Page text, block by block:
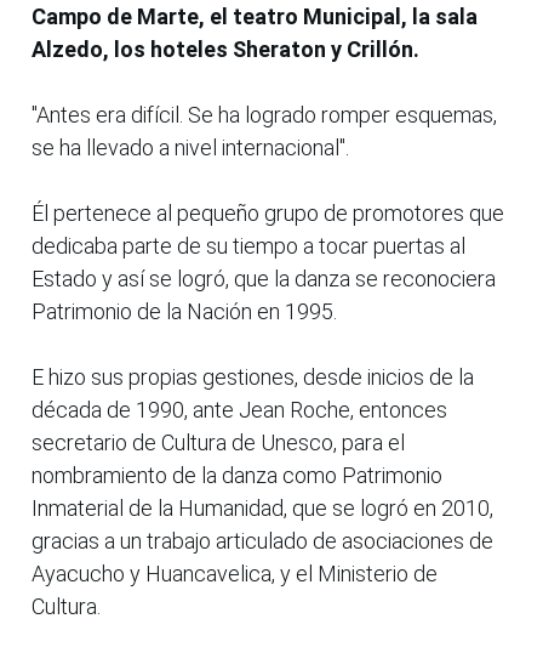
Campo de Marte, el teatro Municipal, la sala
Alzedo, los hoteles Sheraton y Crillón.
"Antes era difícil. Se ha logrado romper esquemas,
se ha llevado a nivel internacional".
Él pertenece al pequeño grupo de promotores que
dedicaba parte de su tiempo a tocar puertas al
Estado y así se logró, que la danza se reconociera
Patrimonio de la Nación en 1995.
E hizo sus propias gestiones, desde inicios de la
década de 1990, ante Jean Roche, entonces
secretario de Cultura de Unesco, para el
nombramiento de la danza como Patrimonio
Inmaterial de la Humanidad, que se logró en 2010,
gracias a un trabajo articulado de asociaciones de
Ayacucho y Huancavelica, y el Ministerio de
Cultura.